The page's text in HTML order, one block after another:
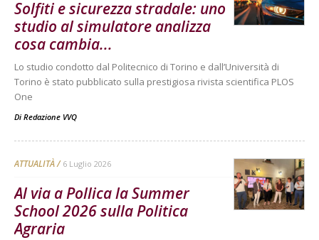
Solfiti e sicurezza stradale: uno
studio al simulatore analizza
cosa cambia...
Lo studio condotto dal Politecnico di Torino e dall’Università di
Torino è stato pubblicato sulla prestigiosa rivista scientifica PLOS
One
Di Redazione VVQ
ATTUALITÀ 6 Luglio 2026
Al via a Pollica la Summer
School 2026 sulla Politica
Agraria